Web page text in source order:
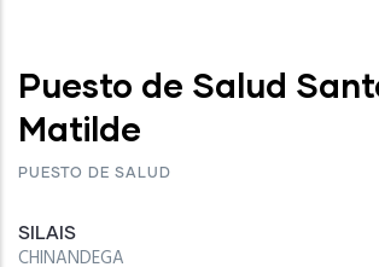
Puesto de Salud
Matilde
PUESTO DE SALUD
SILAIS
CHINANDEGA